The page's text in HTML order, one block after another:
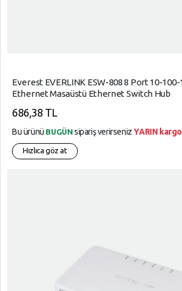
Everest EVERLINK ESW-808 8 Port 10-
Ethernet Masaüstü Ethernet Switch Hub
686,38 TL
Bu ürünü BUGÜN sipariş verirsenizYARIN
Hızlıca göz at